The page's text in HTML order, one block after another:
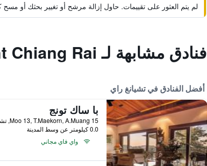
لم يتم العثور على تقييمات. حاول إزالة مرشح أو تغيير بحثك أو
فنادق مشابهة لـ The Unique Resident Chiang Rai
أفضل الفنادق في تشيانغ راي
با ساك تونج
15 Moo 13, T.Maekorn, A.Muang, تشيانغ راي, تايلاند
0.0 كيلومتر عن وسط المدينة
واي فاي مجاني